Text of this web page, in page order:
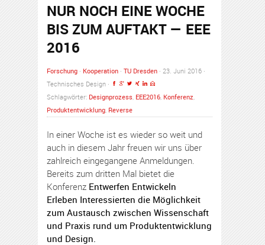
NUR NOCH EINE WOCHE
BIS ZUM AUFTAKT — EEE
2016
Forschung · Kooperation · TU Dresden · 23. Juni 2016 ·
Technisches Design ·
Schlagwörter: Designprozess EEE2016 Konferenz
Produktentwicklung Reverse
In einer Woche ist es wieder so weit und
auch in diesem Jahr freuen wir uns über
zahlreich eingegangene Anmeldungen.
Bereits zum dritten Mal bietet die
Konferenz Entwerfen Entwickeln
Erleben Interessierten die Möglichkeit
zum Austausch zwischen Wissenschaft
und Praxis rund um Produktentwicklung
und Design.